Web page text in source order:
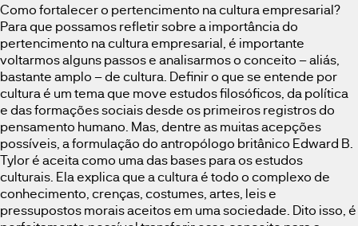
Como fortalecer o pertencimento na cultura empresarial?
Para que possamos refletir sobre a importância do
pertencimento na cultura empresarial, é importante
voltarmos alguns passos e analisarmos o conceito – aliás,
bastante amplo – de cultura. Definir o que se entende por
cultura é um tema que move estudos filosóficos, da política
e das formações sociais desde os primeiros registros do
pensamento humano. Mas, dentre as muitas acepções
possíveis, a formulação do antropólogo britânico Edward B.
Tylor é aceita como uma das bases para os estudos
culturais. Ela explica que a cultura é todo o complexo de
conhecimento, crenças, costumes, artes, leis e
pressupostos morais aceitos em uma sociedade. Dito isso, é